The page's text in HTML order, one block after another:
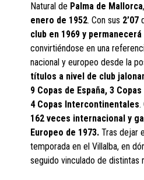
Natural de Palma de Mallorca
enero de 1952. Con sus 2’07
club en 1969 y
convirtiéndose en una
nacional y europeo desde la
títulos a nivel de club
9 Copas de España, 3
4 Copas Intercontinentales.
162 veces internacional y
Europeo de 1973. Tras dejar
temporada en el Villalba, en
seguido vinculado de distintas